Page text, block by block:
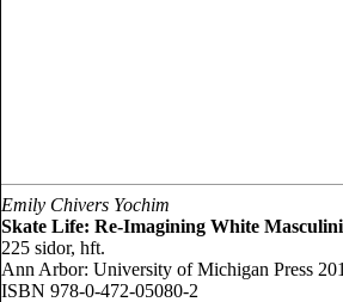
Emily Chivers Yochim
Skate Life: Re-Imagining White
225 sidor, hft.
Ann Arbor: University of Michigan Press
ISBN 978-0-472-05080-2